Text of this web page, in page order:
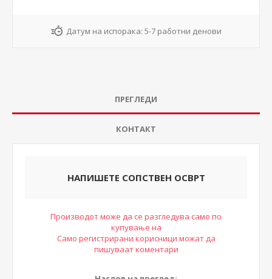
Датум на испорака: 5-7 работни денови
ПРЕГЛЕДИ
КОНТАКТ
НАПИШЕТЕ СОПСТВЕН ОСВРТ
Производот може да се разгледува само по
купување на
Само регистрирани корисници можат да
пишуваат коментари